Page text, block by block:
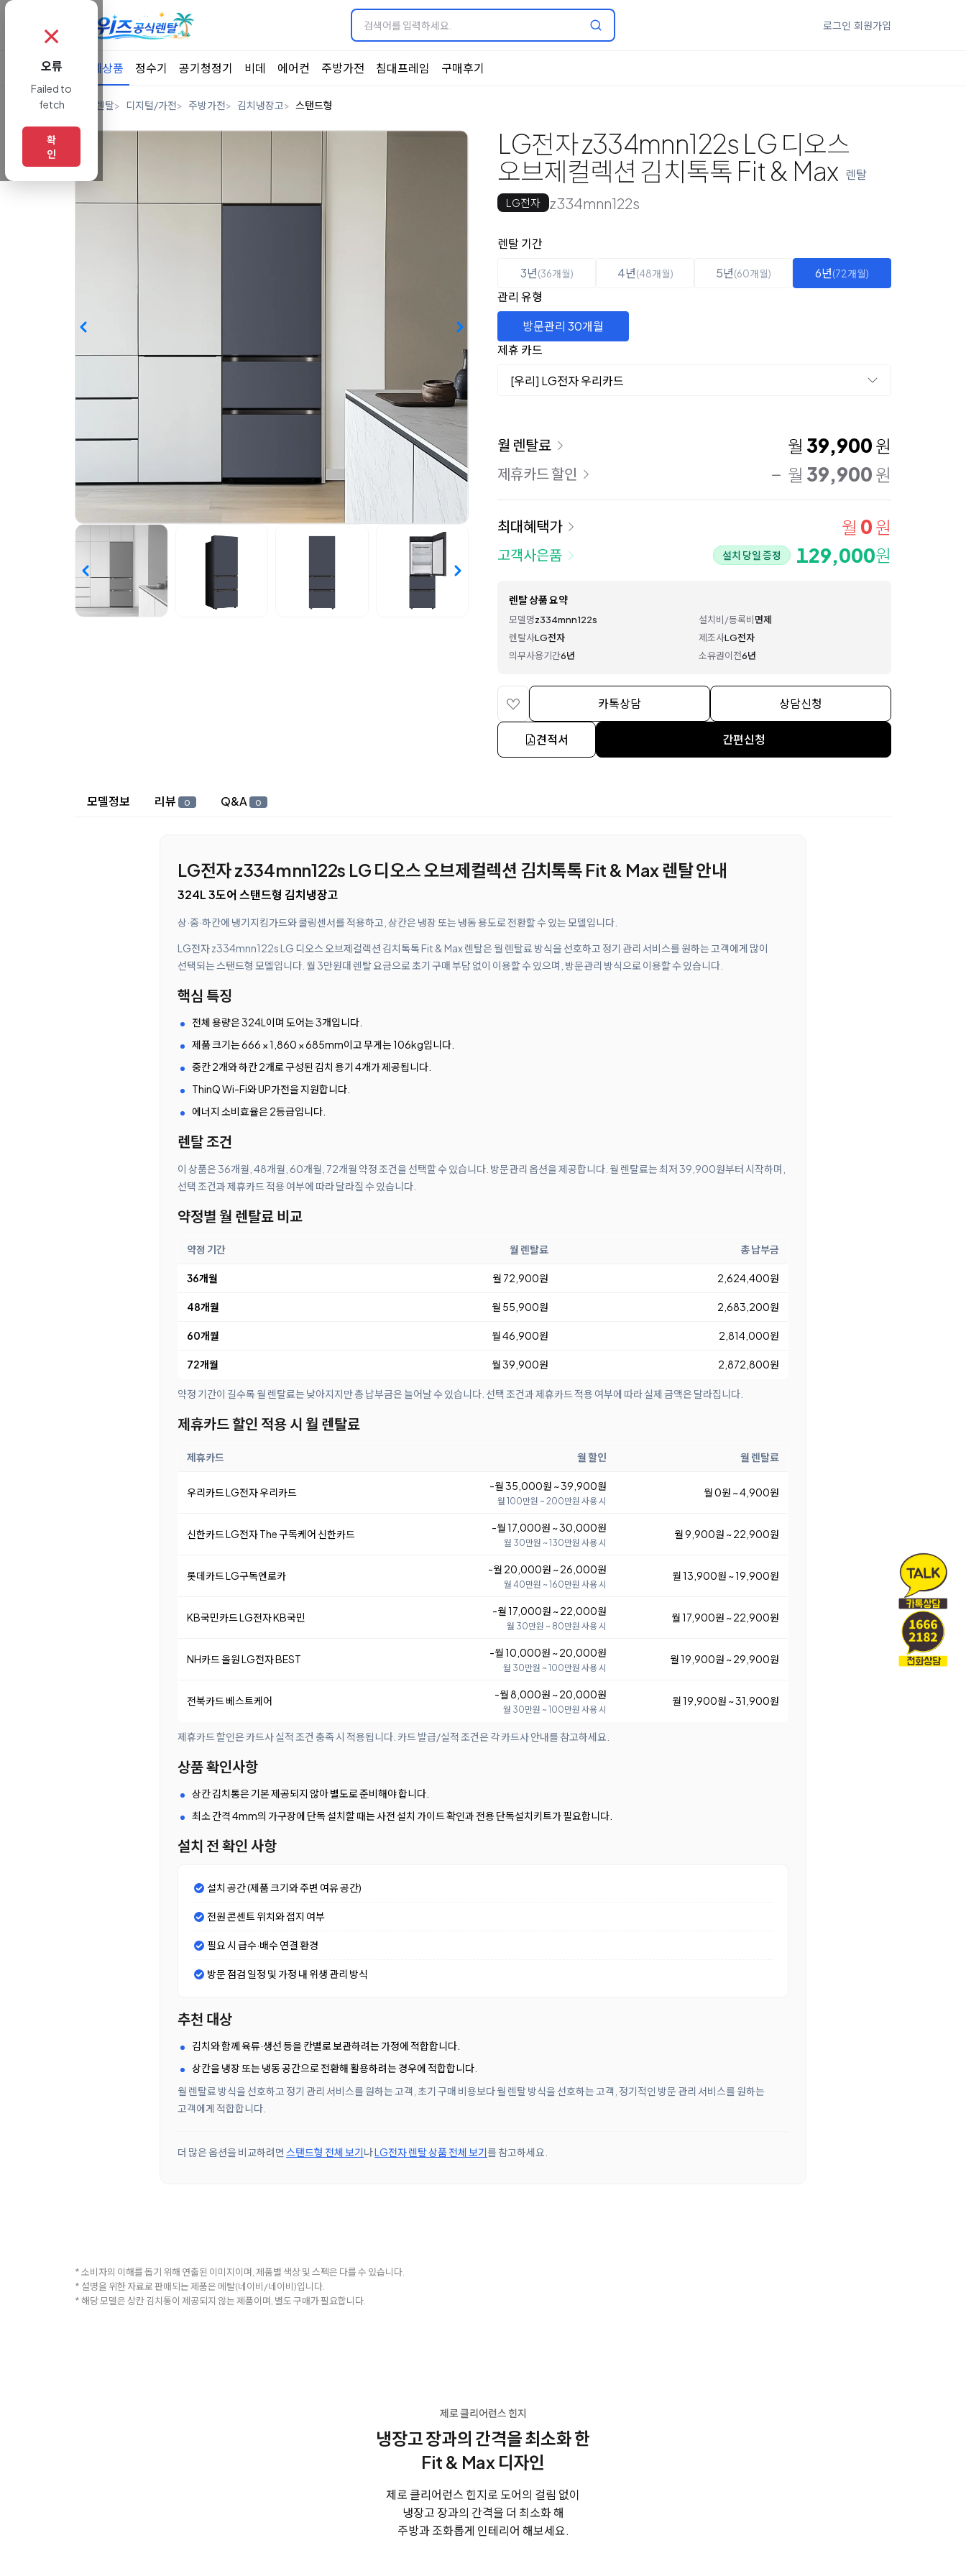
로그인 회원가입
전체상품 정수기 공기청정기 비데 에어컨 주방가전 침대프레임 구매후기
렌탈 디지털/가전 주방가전 김치냉장고 스탠드형
LG전자 z334mnn122s LG 디오스
오브제컬렉션 김치톡톡 Fit & Max 렌탈
LG전자 z334mnn122s
옵션 선택
렌탈 선택
렌탈 기간
3년(36개월) 4년(48개월) 5년(60개월) 6년(72개월)
관리 유형
방문관리 30개월
제휴 카드
[우리] LG전자 우리카드
이용 요금
월 렌탈료 월 39,900 원
제휴카드 할인 월 39,900 원
최대혜택가 월 0 원
고객사은품 설치 당일 증정 129,000원
렌탈 상품 요약
모델명z334mnn122s 설치비/등록비면제
렌탈사LG전자 제조사LG전자
의무사용기간6년 소유권이전6년
카톡상담 상담신청
견적서 간편신청
상세 정보
모델정보 리뷰 0 Q&A 0
LG전자 z334mnn122s LG 디오스 오브제컬렉션 김치톡톡 Fit & Max 렌탈 안내
324L 3도어 스탠드형 김치냉장고
상·중·하칸에 냉기지킴가드와 쿨링센서를 적용하고, 상칸은 냉장 또는 냉동 용도로 전환할 수 있는 모델입니다.
LG전자 z334mnn122s LG 디오스 오브제컬렉션 김치톡톡 Fit & Max 렌탈은 월 렌탈료 방식을 선호하고 정기 관리 서비스를 원하는 고객에게 많이
선택되는 스탠드형 모델입니다. 월 3만원대 렌탈 요금으로 초기 구매 부담 없이 이용할 수 있으며, 방문관리 방식으로 이용할 수 있습니다.
핵심 특징
전체 용량은 324L이며 도어는 3개입니다.
제품 크기는 666 × 1,860 × 685mm이고 무게는 106kg입니다.
중칸 2개와 하칸 2개로 구성된 김치 용기 4개가 제공됩니다.
ThinQ Wi-Fi와 UP가전을 지원합니다.
에너지 소비효율은 2등급입니다.
렌탈 조건
이 상품은 36개월, 48개월, 60개월, 72개월 약정 조건을 선택할 수 있습니다. 방문관리 옵션을 제공합니다. 월 렌탈료는 최저 39,900원부터 시작하며,
선택 조건과 제휴카드 적용 여부에 따라 달라질 수 있습니다.
약정별 월 렌탈료 비교
약정 기간 월 렌탈료 총 납부금
36개월 월 72,900원 2,624,400원
48개월 월 55,900원 2,683,200원
60개월 월 46,900원 2,814,000원
72개월 월 39,900원 2,872,800원
약정 기간이 길수록 월 렌탈료는 낮아지지만 총 납부금은 늘어날 수 있습니다. 선택 조건과 제휴카드 적용 여부에 따라 실제 금액은 달라집니다.
제휴카드 할인 적용 시 월 렌탈료
제휴카드 월 할인 월 렌탈료
우리카드 LG전자 우리카드 -월 35,000원 ~ 39,900원
월 100만원 ~ 200만원 사용 시
월 0원 ~ 4,900원
신한카드 LG전자 The 구독케어 신한카드 -월 17,000원 ~ 30,000원
월 30만원 ~ 130만원 사용 시
월 9,900원 ~ 22,900원
롯데카드 LG구독엔로카 -월 20,000원 ~ 26,000원
월 40만원 ~ 160만원 사용 시
월 13,900원 ~ 19,900원
KB국민카드 LG전자 KB국민 -월 17,000원 ~ 22,000원
월 30만원 ~ 80만원 사용 시
월 17,900원 ~ 22,900원
NH카드 올원 LG전자 BEST -월 10,000원 ~ 20,000원
월 30만원 ~ 100만원 사용 시
월 19,900원 ~ 29,900원
전북카드 베스트케어 -월 8,000원 ~ 20,000원
월 30만원 ~ 100만원 사용 시
월 19,900원 ~ 31,900원
제휴카드 할인은 카드사 실적 조건 충족 시 적용됩니다. 카드 발급/실적 조건은 각 카드사 안내를 참고하세요.
상품 확인사항
상칸 김치통은 기본 제공되지 않아 별도로 준비해야 합니다.
최소 간격 4mm의 가구장에 단독 설치할 때는 사전 설치 가이드 확인과 전용 단독설치키트가 필요합니다.
설치 전 확인 사항
설치 공간 (제품 크기와 주변 여유 공간)
전원 콘센트 위치와 접지 여부
필요 시 급수·배수 연결 환경
방문 점검 일정 및 가정 내 위생 관리 방식
추천 대상
김치와 함께 육류·생선 등을 칸별로 보관하려는 가정에 적합합니다.
상칸을 냉장 또는 냉동 공간으로 전환해 활용하려는 경우에 적합합니다.
월 렌탈료 방식을 선호하고 정기 관리 서비스를 원하는 고객, 초기 구매 비용보다 월 렌탈 방식을 선호하는 고객, 정기적인 방문 관리 서비스를 원하는
고객에게 적합합니다.
더 많은 옵션을 비교하려면 스탠드형 전체 보기나LG전자 렌탈 상품 전체 보기를 참고하세요.
* 소비자의 이해를 돕기 위해 연출된 이미지이며, 제품별 색상 및 스펙은 다를 수 있습니다.
* 설명을 위한 자료로 판매되는 제품은 메탈(네이비/네이비)입니다.
* 해당 모델은 상칸 김치통이 제공되지 않는 제품이며, 별도 구매가 필요합니다.
제로 클리어런스 힌지
냉장고 장과의 간격을최소화 한
Fit & Max 디자인
제로 클리어런스 힌지로 도어의 걸림 없이
냉장고 장과의 간격을 더 최소화 해
주방과 조화롭게 인테리어 해보세요.
✗
오류
Failed to
fetch
확
인